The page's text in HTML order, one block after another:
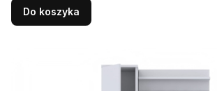
Do koszyka